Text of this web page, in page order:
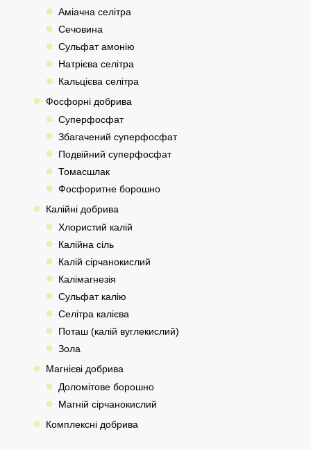
Аміачна селітра
Сечовина
Сульфат амонію
Натрієва селітра
Кальцієва селітра
Фосфорні добрива
Суперфосфат
Збагачений суперфосфат
Подвійний суперфосфат
Томасшлак
Фосфоритне борошно
Калійні добрива
Хлористий калій
Калійна сіль
Калій сірчанокислий
Калімагнезія
Сульфат калію
Селітра калієва
Поташ (калій вуглекислий)
Зола
Магнієві добрива
Доломітове борошно
Магній сірчанокислий
Комплексні добрива